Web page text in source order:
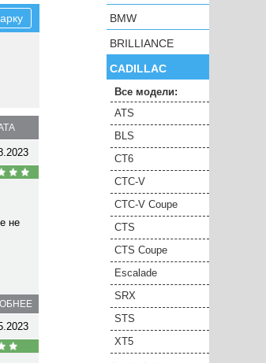
не
BMW
BRILLIANCE
CADILLAC
Все модели:
ATS
BLS
CT6
CTC-V
CTC-V Coupe
CTS
CTS Coupe
Escalade
SRX
STS
XT5